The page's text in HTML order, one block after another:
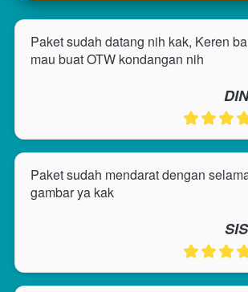
Paket sudah datang nih kak, Keren
mau buat OTW kondangan nih
Paket sudah mendarat dengan
gambar ya kak